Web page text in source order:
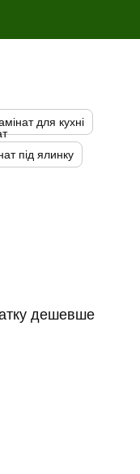
для кухні
під ялинку
дешевше